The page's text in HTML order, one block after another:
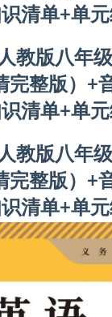
清单+单
教版八年
完整版）+
清单+单
教版八年
完整版）+
清单+单